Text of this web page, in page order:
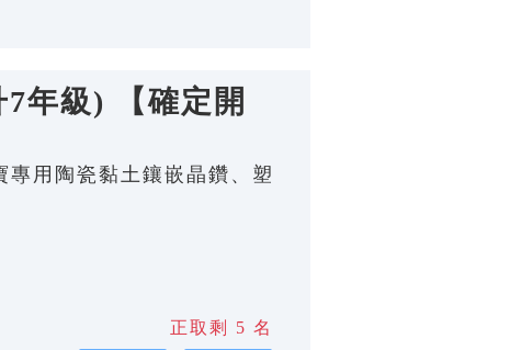
年級) 【確定開
用陶瓷黏土鑲嵌晶鑽、塑
正取剩 5 名